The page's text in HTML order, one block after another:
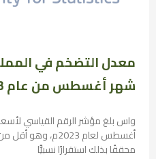
معدل التضخم في
شهر أغسطس من عام 2023م
محققًا بذلك استقرارًا نسبيًّا